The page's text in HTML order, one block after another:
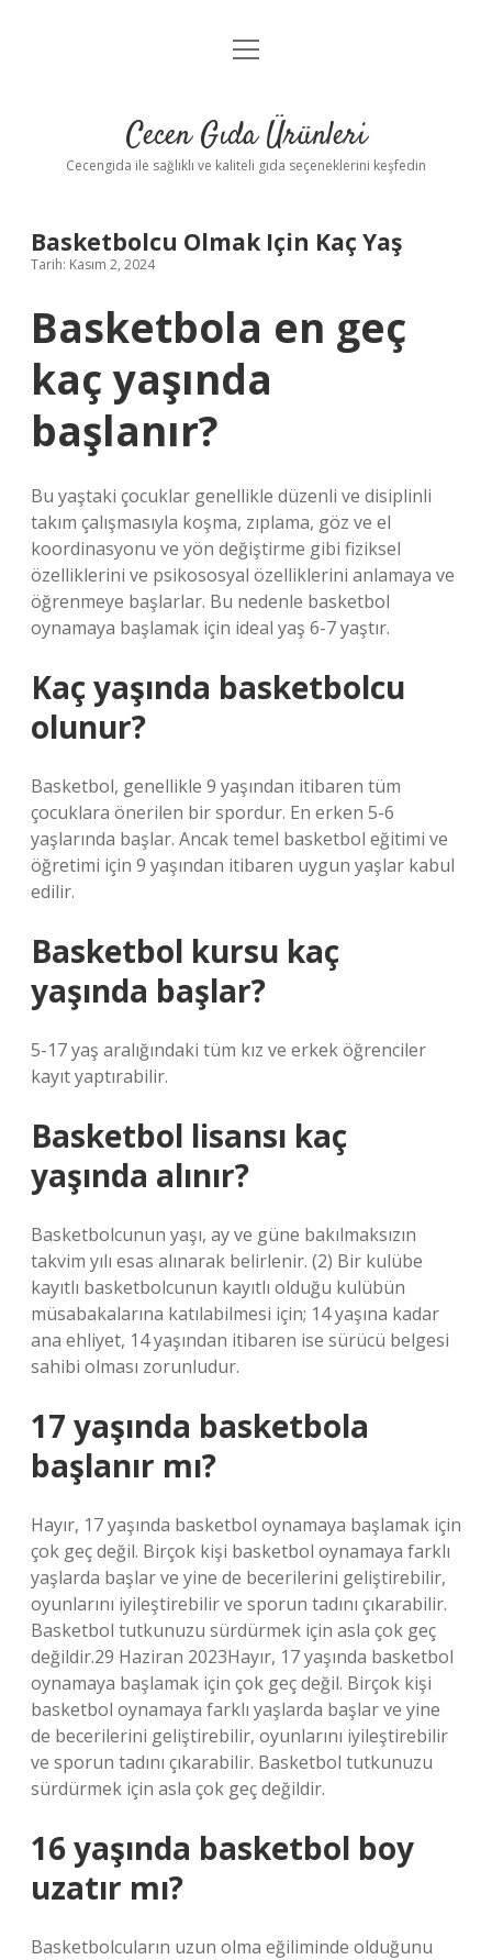
Anasayfa
Yasal Uyarı
menüyü
Cecen Gıda Ürünleri
Cecengida ile sağlıklı ve kaliteli gıda seçeneklerini keşfedin
Basketbolcu Olmak Için Kaç Yaş
Tarih: Kasım 2, 2024
Basketbola en geç
kaç yaşında
başlanır?
Bu yaştaki çocuklar genellikle düzenli ve disiplinli
takım çalışmasıyla koşma, zıplama, göz ve el
koordinasyonu ve yön değiştirme gibi fiziksel
özelliklerini ve psikososyal özelliklerini anlamaya ve
öğrenmeye başlarlar. Bu nedenle basketbol
oynamaya başlamak için ideal yaş 6-7 yaştır.
Kaç yaşında basketbolcu
olunur?
Basketbol, ​​genellikle 9 yaşından itibaren tüm
çocuklara önerilen bir spordur. En erken 5-6
yaşlarında başlar. Ancak temel basketbol eğitimi ve
öğretimi için 9 yaşından itibaren uygun yaşlar kabul
edilir.
Basketbol kursu kaç
yaşında başlar?
5-17 yaş aralığındaki tüm kız ve erkek öğrenciler
kayıt yaptırabilir.
Basketbol lisansı kaç
yaşında alınır?
Basketbolcunun yaşı, ay ve güne bakılmaksızın
takvim yılı esas alınarak belirlenir. (2) Bir kulübe
kayıtlı basketbolcunun kayıtlı olduğu kulübün
müsabakalarına katılabilmesi için; 14 yaşına kadar
ana ehliyet, 14 yaşından itibaren ise sürücü belgesi
sahibi olması zorunludur.
17 yaşında basketbola
başlanır mı?
Hayır, 17 yaşında basketbol oynamaya başlamak için
çok geç değil. Birçok kişi basketbol oynamaya farklı
yaşlarda başlar ve yine de becerilerini geliştirebilir,
oyunlarını iyileştirebilir ve sporun tadını çıkarabilir.
Basketbol tutkunuzu sürdürmek için asla çok geç
değildir.29 Haziran 2023Hayır, 17 yaşında basketbol
oynamaya başlamak için çok geç değil. Birçok kişi
basketbol oynamaya farklı yaşlarda başlar ve yine
de becerilerini geliştirebilir, oyunlarını iyileştirebilir
ve sporun tadını çıkarabilir. Basketbol tutkunuzu
sürdürmek için asla çok geç değildir.
16 yaşında basketbol boy
uzatır mı?
Basketbolcuların uzun olma eğiliminde olduğunu